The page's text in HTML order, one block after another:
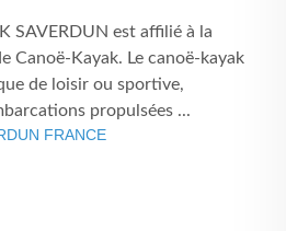
SAVERDUN est affilié à la
Canoë-Kayak. Le canoë-kayak
de loisir ou sportive,
propulsées ...
FRANCE